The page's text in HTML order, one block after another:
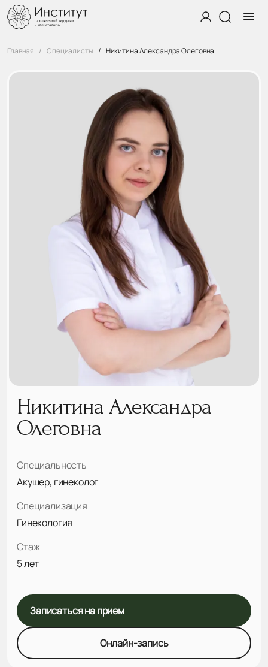
Главная Специалисты Никитина Александра Олеговна
Никитина Александра
Олеговна
Специальность
Акушер, гинеколог
Специализация
Гинекология
Стаж
5 лет
Записаться на прием
Онлайн-запись